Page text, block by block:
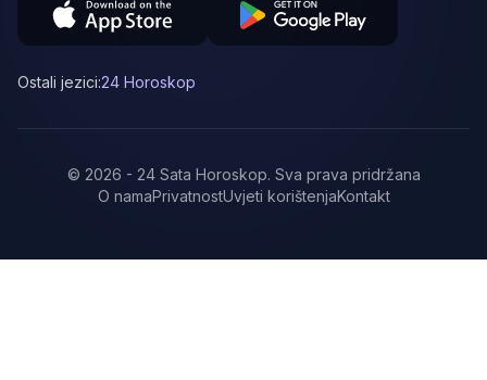
Ostali jezici:24 Horoskop
© 2026 - 24 Sata Horoskop. Sva prava pridržana
O namaPrivatnostUvjeti korištenjaKontakt